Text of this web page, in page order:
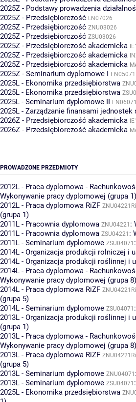
2025Z - Podstawy prowadzenia
2025Z - Przedsiębiorczość LN07026
2025Z - Przedsiębiorczość ZNU03026
2025Z - Przedsiębiorczość ZSU03026
2025Z - Przedsiębiorczość akademicka
2025Z - Przedsiębiorczość akademicka
2025Z - Przedsiębiorczość akademicka
2025Z - Seminarium dyplomowe I FN05071
2025L - Ekonomika przedsiębiorstwa
2025L - Ekonomika przedsiębiorstwa
2025L - Seminarium dyplomowe II FN06071
2025L - Zarządzanie finansami
2026Z - Przedsiębiorczość akademicka
2026Z - Przedsiębiorczość akademicka
PROWADZONE PRZEDMIOTY
2012L - Praca dyplomowa -
Wykonywanie pracy dyplomowej (grupa 1)
2012L - Praca dyplomowa RiZF
(grupa 1)
2011L - Pracownia dyplomowa ZNU04221 :
2011L - Pracownia dyplomowa ZSU04221 :
2011L - Seminarium dyplomowe ZSU04071 :
2014L - Organizacja produkcji rolniczej i
2014L - Organizacja produkcji roślinnej i
2014L - Praca dyplomowa -
Wykonywanie pracy dyplomowej (grupa 8)
2014L - Praca dyplomowa RiZF
(grupa 5)
2014L - Seminarium dyplomowe ZSU04071 :
2013L - Organizacja produkcji roślinnej i
(grupa 1)
2013L - Praca dyplomowa -
Wykonywanie pracy dyplomowej (grupa 8)
2013L - Praca dyplomowa RiZF
(grupa 5)
2013L - Seminarium dyplomowe ZNU04071 :
2013L - Seminarium dyplomowe ZSU04071 :
2025L - Ekonomika przedsiębiorstwa